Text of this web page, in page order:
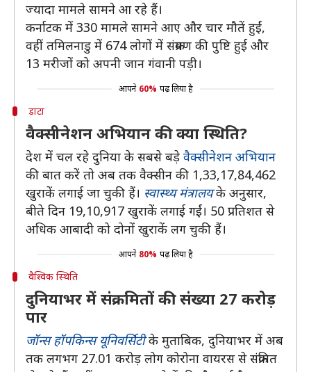
ज्यादा मामले सामने आ रहे हैं।
कर्नाटक में 330 मामले सामने आए और चार मौतें हुईं,
वहीं तमिलनाडु में 674 लोगों में संक्रमण की पुष्टि हुई और
13 मरीजों को अपनी जान गंवानी पड़ी।
आपने 60% पढ़ लिया है
डाटा
वैक्सीनेशन अभियान की क्या स्थिति?
देश में चल रहे दुनिया के सबसे बड़े वैक्सीनेशन अभियान
की बात करें तो अब तक वैक्सीन की 1,33,17,84,462
खुराकें लगाई जा चुकी हैं। स्वास्थ्य मंत्रालयके अनुसार,
बीते दिन 19,10,917 खुराकें लगाई गईं। 50 प्रतिशत से
अधिक आबादी को दोनों खुराकें लग चुकी हैं।
आपने 80% पढ़ लिया है
वैश्विक स्थिति
दुनियाभर में संक्रमितों की संख्या 27 करोड़
पार
जॉन्स हॉपकिन्स यूनिवर्सिटीके मुताबिक, दुनियाभर में अब
तक लगभग 27.01 करोड़ लोग कोरोना वायरस से संक्रमित